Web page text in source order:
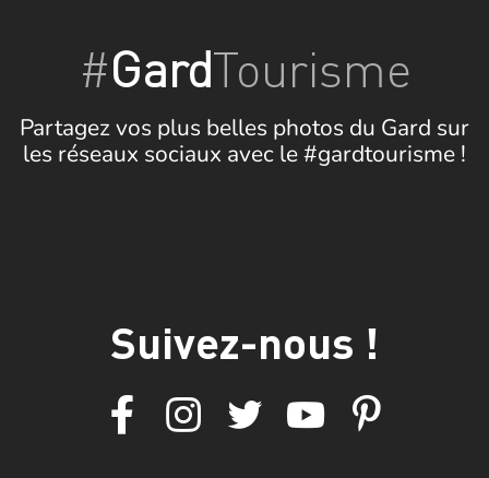
#GardTourisme
Partagez vos plus belles photos du Gard sur
les réseaux sociaux avec le #gardtourisme !
Suivez-nous !